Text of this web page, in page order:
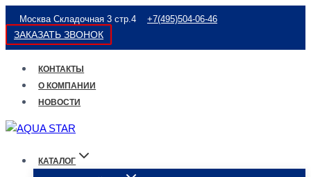
Перейти
к
содержимому
Москва Складочная 3 стр.4 +7(495)504-06-46
ЗАКАЗАТЬ ЗВОНОК
КОНТАКТЫ
О КОМПАНИИ
НОВОСТИ
КАТАЛОГ